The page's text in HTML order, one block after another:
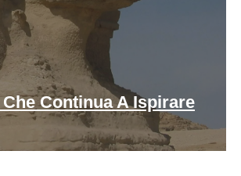
Continua A Ispirare